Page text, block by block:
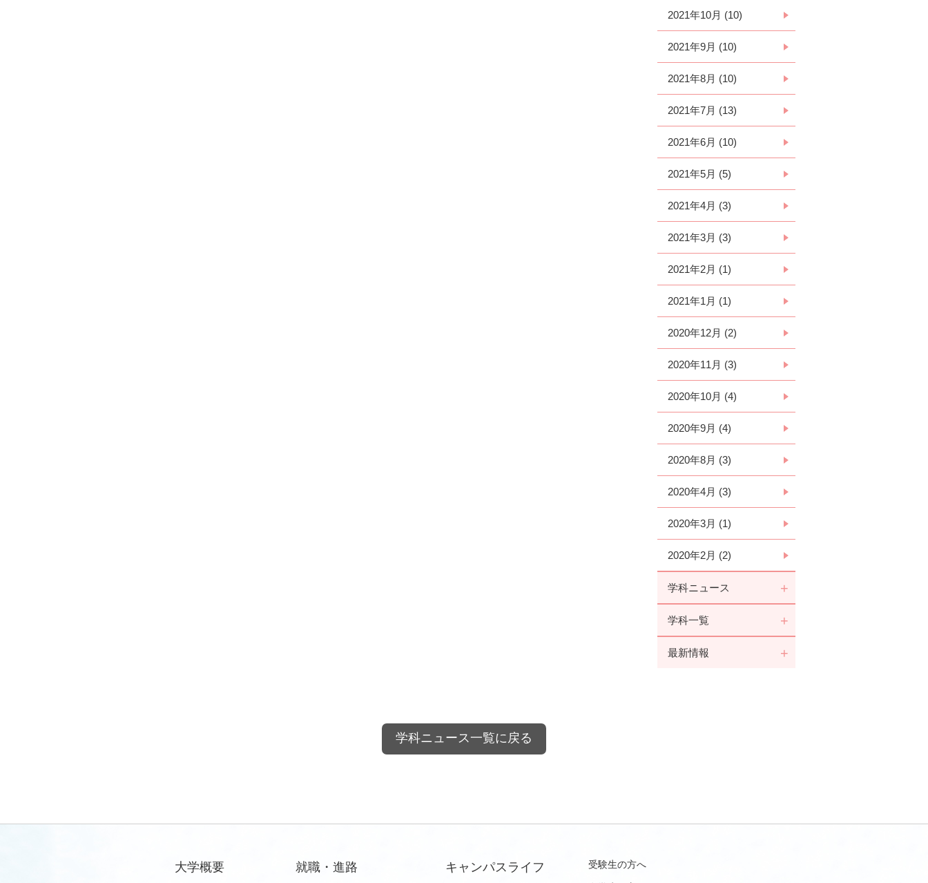
2021年10月 (10)
2021年9月 (10)
2021年8月 (10)
2021年7月 (13)
2021年6月 (10)
2021年5月 (5)
2021年4月 (3)
2021年3月 (3)
2021年2月 (1)
2021年1月 (1)
2020年12月 (2)
2020年11月 (3)
2020年10月 (4)
2020年9月 (4)
2020年8月 (3)
2020年4月 (3)
2020年3月 (1)
2020年2月 (2)
学科ニュース
学科一覧
最新情報
学科ニュース一覧に戻る
大学概要 就職・進路 キャンパスライフ 受験生の方へ